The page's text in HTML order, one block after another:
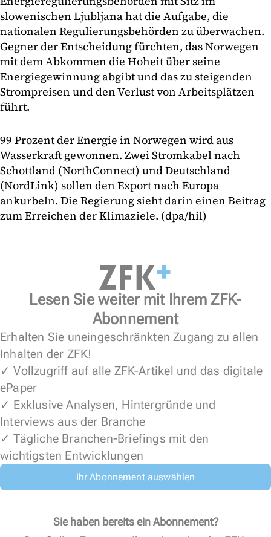
slowenischen Ljubljana hat die Aufgabe, die
nationalen Regulierungsbehörden zu überwachen.
Gegner der Entscheidung fürchten, das Norwegen
mit dem Abkommen die Hoheit über seine
Energiegewinnung abgibt und das zu steigenden
Strompreisen und den Verlust von Arbeitsplätzen
führt.
99 Prozent der Energie in Norwegen wird aus
Wasserkraft gewonnen. Zwei Stromkabel nach
Schottland (NorthConnect) und Deutschland
(NordLink) sollen den Export nach Europa
ankurbeln. Die Regierung sieht darin einen Beitrag
zum Erreichen der Klimaziele. (dpa/hil)
Lesen Sie weiter mit Ihrem ZFK-
Abonnement
Erhalten Sie uneingeschränkten Zugang zu allen
Inhalten der ZFK!
✓ Vollzugriff auf alle ZFK-Artikel und das digitale
ePaper
✓ Exklusive Analysen, Hintergründe und
Interviews aus der Branche
✓ Tägliche Branchen-Briefings mit den
wichtigsten Entwicklungen
Ihr Abonnement auswählen
Sie haben bereits ein Abonnement?